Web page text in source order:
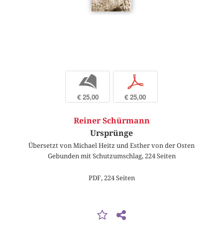
b
€ 25,00
p
€ 25,00
Reiner Schürmann
Ursprünge
Übersetzt von Michael Heitz und Esther von der Osten
Gebunden mit Schutzumschlag, 224 Seiten
PDF, 224 Seiten